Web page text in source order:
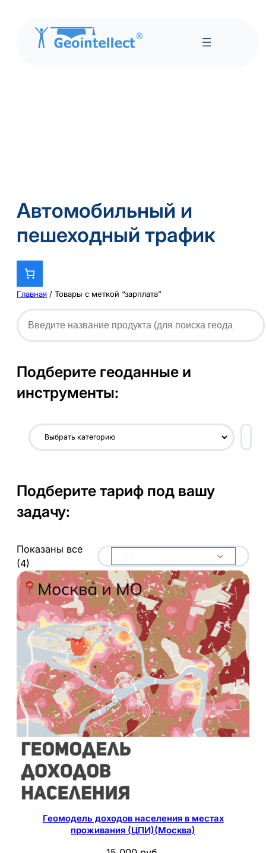
Автомобильный и
пешеходный трафик
Главная / Товары с меткой “зарплата”
Подберите геоданные и
инструменты:
В
ы
а
ь
а
е
г
о
и
ю
Подберите тариф под вашу
задачу:
Показаны все
(4)
Геомодель доходов населения в местах
проживания (ЦПИ)(Москва)